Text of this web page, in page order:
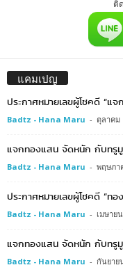
ติ
แคมเปญ
ประกาศหมายเลขผู้โชคดี “
Badtz - Hana Maru - ตุลาคม
แจกทองแสน จัดหนัก กับทรู
Badtz - Hana Maru - พฤษภา
ประกาศหมายเลขผู้โชคดี “ท
Badtz - Hana Maru - เมษาย
แจกทองแสน จัดหนัก กับทรู
Badtz - Hana Maru - กันยาย